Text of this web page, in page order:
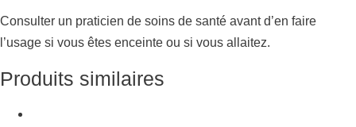
Consulter un praticien de soins de santé avant d’en faire
l’usage si vous êtes enceinte ou si vous allaitez.
Produits similaires